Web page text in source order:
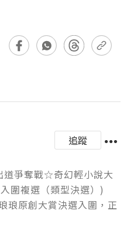
追蹤
道爭奪戰☆奇幻輕小說大
圍複選（類型決選）)
琅原創大賞決選入圍，正